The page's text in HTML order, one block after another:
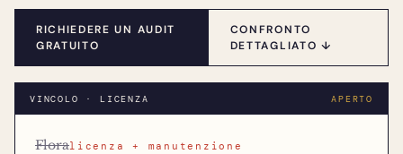
RICHIEDERE UN AUDIT
GRATUITO
CONFRONTO
DETTAGLIATO ↓
VINCOLO · LICENZA APERTO
Floralicenza + manutenzione